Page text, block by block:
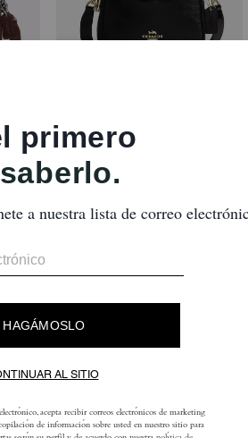
Reseñas
Estrellas 5 Reseñas
cómo verificamos nuestras reseñas, lee más